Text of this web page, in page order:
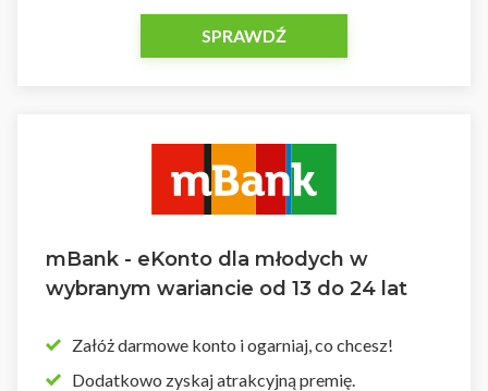
SPRAWDŹ
mBank - eKonto dla młodych w
wybranym wariancie od 13 do 24 lat
Załóż darmowe konto i ogarniaj, co chcesz!
Dodatkowo zyskaj atrakcyjną premię.